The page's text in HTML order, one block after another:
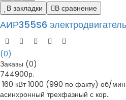
В закладки В сравнение
АИР355S6
(0)
Заказы (0)
744900р.
160 кВт 1000 (990 по факту) об/мин
асинхронный трехфазный с кор..